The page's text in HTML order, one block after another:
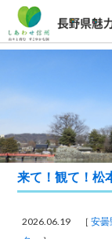
来て！観て！松
2026.06.19 ［安曇